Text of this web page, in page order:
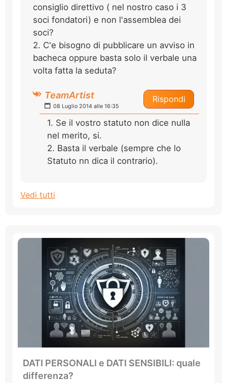
consiglio direttivo ( nel nostro caso i 3
soci fondatori) e non l'assemblea dei
soci?
2. C'e bisogno di pubblicare un avviso in
bacheca oppure basta solo il verbale una
volta fatta la seduta?
Rispondi
TeamArtist
08 Luglio 2014 alle 16:35
1. Se il vostro statuto non dice nulla
nel merito, si.
2. Basta il verbale (sempre che lo
Statuto nn dica il contrario).
Vedi tutti
DATI PERSONALI e DATI SENSIBILI: quale
differenza?